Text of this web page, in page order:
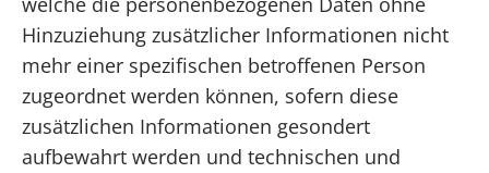
Hinzuziehung zusätzlicher Informationen nicht
mehr einer spezifischen betroffenen Person
zugeordnet werden können, sofern diese
zusätzlichen Informationen gesondert
aufbewahrt werden und technischen und